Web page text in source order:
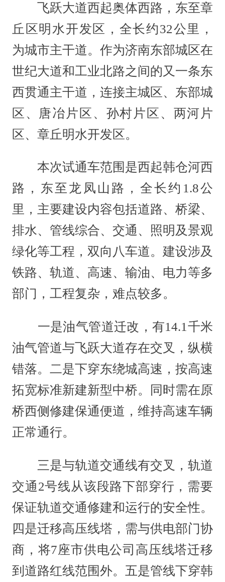
飞跃大道西起奥体西路，东至章
丘区明水开发区，全长约32公里，
为城市主干道。作为济南东部城区在
世纪大道和工业北路之间的又一条东
西贯通主干道，连接主城区、东部城
区、唐冶片区、孙村片区、两河片
区、章丘明水开发区。
本次试通车范围是西起韩仓河西
路，东至龙凤山路，全长约1.8公
里，主要建设内容包括道路、桥梁、
排水、管线综合、交通、照明及景观
绿化等工程，双向八车道。建设涉及
铁路、轨道、高速、输油、电力等多
部门，工程复杂，难点较多。
一是油气管道迁改，有14.1千米
油气管道与飞跃大道存在交叉，纵横
错落。二是下穿东绕城高速，按高速
拓宽标准新建新型中桥。同时需在原
桥西侧修建保通便道，维持高速车辆
正常通行。
三是与轨道交通线有交叉，轨道
交通2号线从该段路下部穿行，需要
保证轨道交通修建和运行的安全性。
四是迁移高压线塔，需与供电部门协
商，将7座市供电公司高压线塔迁移
到道路红线范围外。五是管线下穿韩